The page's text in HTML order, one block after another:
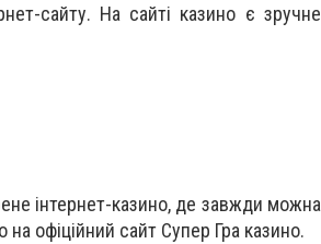
сайту. На сайті казино є зручне
інтернет-казино, де завжди можна
офіційний сайт Супер Гра казино.